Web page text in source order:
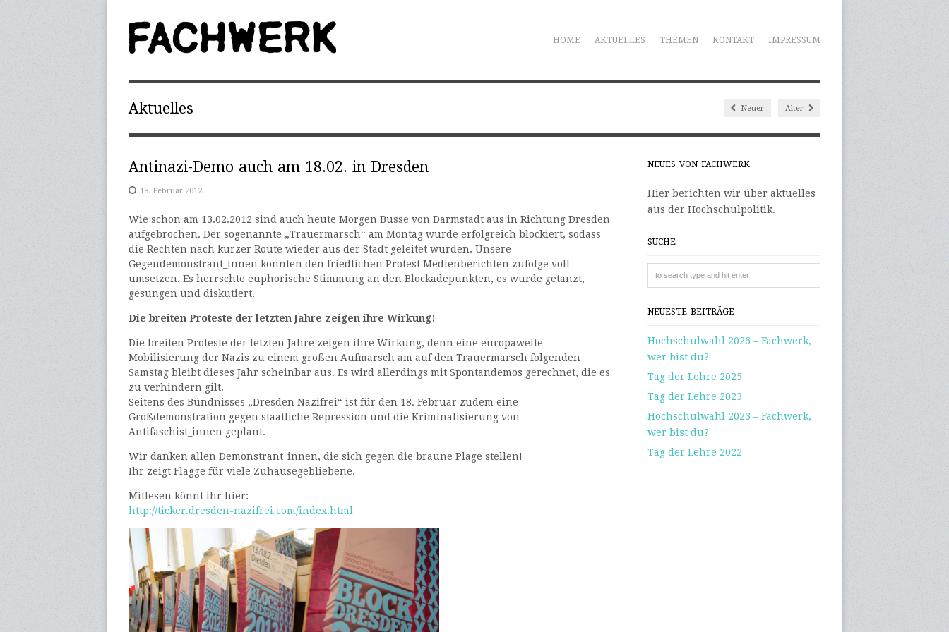
HOME AKTUELLES THEMEN KONTAKT IMPRESSUM
Aktuelles Neuer Älter
Antinazi-Demo auch am 18.02. in Dresden
18. Februar 2012
Wie schon am 13.02.2012 sind auch heute Morgen Busse von Darmstadt aus in Richtung Dresden
aufgebrochen. Der sogenannte „Trauermarsch“ am Montag wurde erfolgreich blockiert, sodass
die Rechten nach kurzer Route wieder aus der Stadt geleitet wurden. Unsere
Gegendemonstrant_innen konnten den friedlichen Protest Medienberichten zufolge voll
umsetzen. Es herrschte euphorische Stimmung an den Blockadepunkten, es wurde getanzt,
gesungen und diskutiert.
Die breiten Proteste der letzten Jahre zeigen ihre Wirkung!
Die breiten Proteste der letzten Jahre zeigen ihre Wirkung, denn eine europaweite
Mobilisierung der Nazis zu einem großen Aufmarsch am auf den Trauermarsch folgenden
Samstag bleibt dieses Jahr scheinbar aus. Es wird allerdings mit Spontandemos gerechnet, die es
zu verhindern gilt.
Seitens des Bündnisses „Dresden Nazifrei“ ist für den 18. Februar zudem eine
Großdemonstration gegen staatliche Repression und die Kriminalisierung von
Antifaschist_innen geplant.
Wir danken allen Demonstrant_innen, die sich gegen die braune Plage stellen!
Ihr zeigt Flagge für viele Zuhausegebliebene.
Mitlesen könnt ihr hier:
http://ticker.dresden-nazifrei.com/index.html
NEUES VON FACHWERK
Hier berichten wir über aktuelles
aus der Hochschulpolitik.
SUCHE
NEUESTE BEITRÄGE
Hochschulwahl 2026 – Fachwerk,
wer bist du?
Tag der Lehre 2025
Tag der Lehre 2023
Hochschulwahl 2023 – Fachwerk,
wer bist du?
Tag der Lehre 2022